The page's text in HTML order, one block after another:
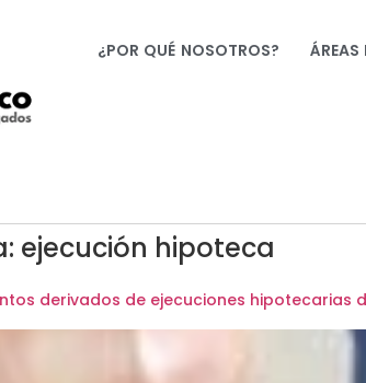
¿POR QUÉ NOSOTROS?
ejecución hipoteca
derivados de ejecuciones hipotecarias